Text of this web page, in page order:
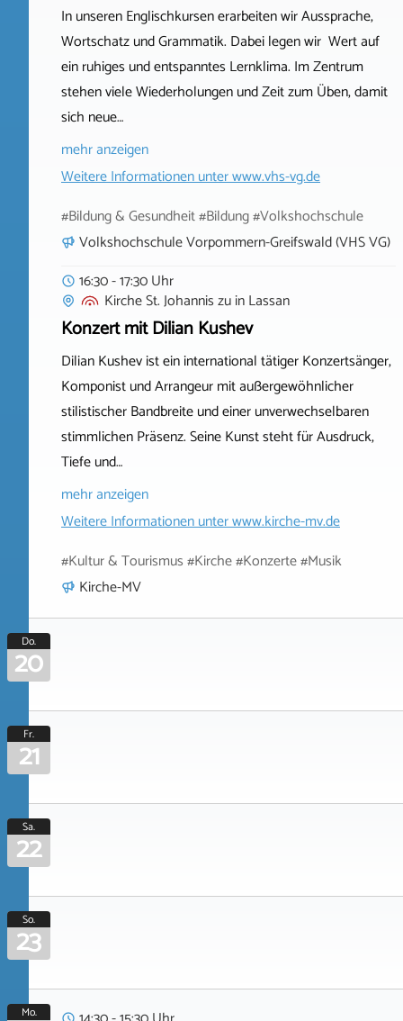
In unseren Englischkursen erarbeiten wir Aussprache,
Wortschatz und Grammatik. Dabei legen wir Wert auf
ein ruhiges und entspanntes Lernklima. Im Zentrum
stehen viele Wiederholungen und Zeit zum Üben, damit
sich neue…
mehr anzeigen
Weitere Informationen unterwww.vhs-vg.de
#Bildung & Gesundheit #Bildung #Volkshochschule
Volkshochschule Vorpommern-Greifswald (VHS VG)
16:30 - 17:30 Uhr
Kirche St. Johannis zuinLassan
Konzert mit Dilian Kushev
Dilian Kushev ist ein international tätiger Konzertsänger,
Komponist und Arrangeur mit außergewöhnlicher
stilistischer Bandbreite und einer unverwechselbaren
stimmlichen Präsenz. Seine Kunst steht für Ausdruck,
Tiefe und…
mehr anzeigen
Weitere Informationen unterwww.kirche-mv.de
#Kultur & Tourismus #Kirche #Konzerte #Musik
Kirche-MV
Do.
20
Fr.
21
Sa.
22
So.
23
Mo.